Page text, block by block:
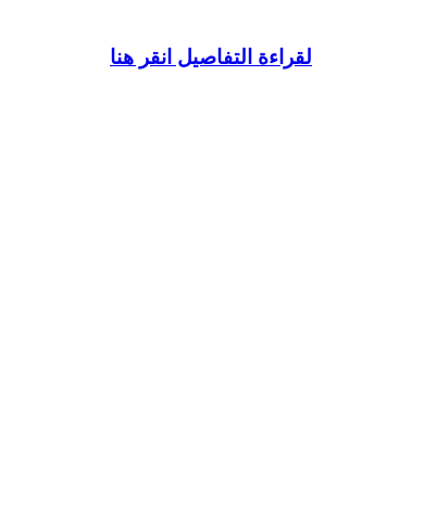
لقراءة التفاصيل انقر هنا